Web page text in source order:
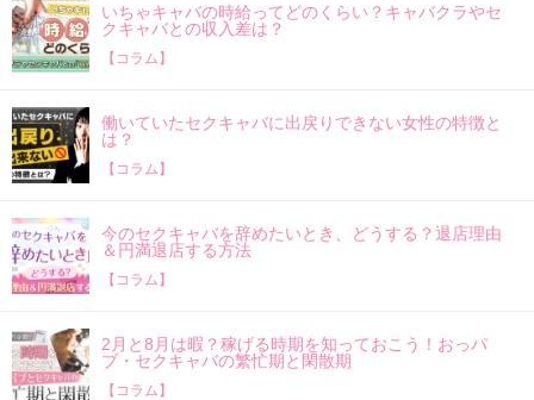
いちゃキャバの時給ってどのくらい？キャバクラやセ
クキャバとの収入差は？
【コラム】
働いていたセクキャバに出戻りできない女性の特徴と
は？
【コラム】
今のセクキャバを辞めたいとき、どうする？退店理由
＆円満退店する方法
【コラム】
2月と8月は暇？稼げる時期を知っておこう！おっパ
ブ・セクキャバの繁忙期と閑散期
【コラム】